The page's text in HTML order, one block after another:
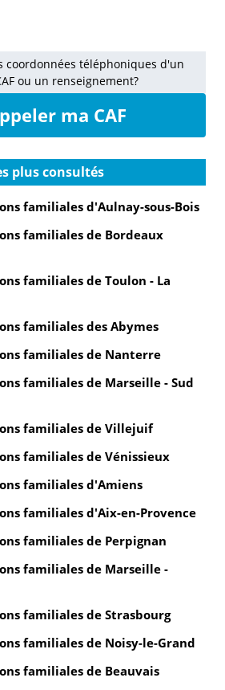
coordonnées téléphoniques d'un
ou un renseignement?
ma CAF
plus consultés
familiales d'Aulnay-sous-Bois
familiales de Bordeaux
familiales de Toulon - La
familiales des Abymes
familiales de Nanterre
familiales de Marseille - Sud
familiales de Villejuif
familiales de Vénissieux
familiales d'Amiens
familiales d'Aix-en-Provence
familiales de Perpignan
familiales de Marseille -
familiales de Strasbourg
familiales de Noisy-le-Grand
familiales de Beauvais